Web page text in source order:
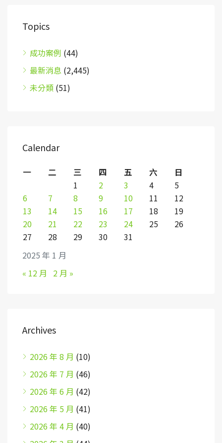
Topics
成功案例 (44)
最新消息 (2,445)
未分類 (51)
Calendar
2025 年 1 月
一 二 三 四 五 六
日
1
2 3 4
5
6
7 8 9 10 11
12
13
14 15 16 17 18
19
20
21 22 23 24 25
26
27
28 29 30 31
« 12 月 2 月 »
Archives
2026 年 8 月 (10)
2026 年 7 月 (46)
2026 年 6 月 (42)
2026 年 5 月 (41)
2026 年 4 月 (40)